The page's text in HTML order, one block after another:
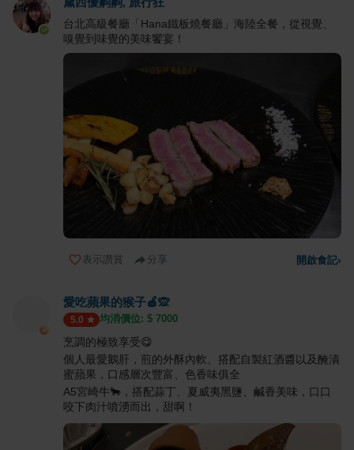
台北高級餐廳「Hana鐵板燒餐廳」海陸全餐，從視覺、
嗅覺到味覺的美味饗宴！
表示讚賞 分享 開啟食記›
愛吃蘋果的猴子🍎🙊
5.0 均消價位: $ 7000
烹調的極致享受😋
個人最愛鵝肝，煎的外酥內軟、搭配自製紅酒醬以及醃漬
蜜蘋果，口感層次豐富、色香味俱全
A5宮崎牛🐂，搭配蒜丁、夏威夷黑鹽、鹹香美味，口口
咬下肉汁噴湧而出，甜啊！